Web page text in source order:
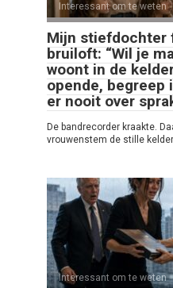
Interessant om te weten
Mijn stiefdochter
bruiloft: “Wil je
woont in de
opende, begreep
er nooit over
De bandrecorder kraakte.
vrouwenstem de stille
Interessant om te weten